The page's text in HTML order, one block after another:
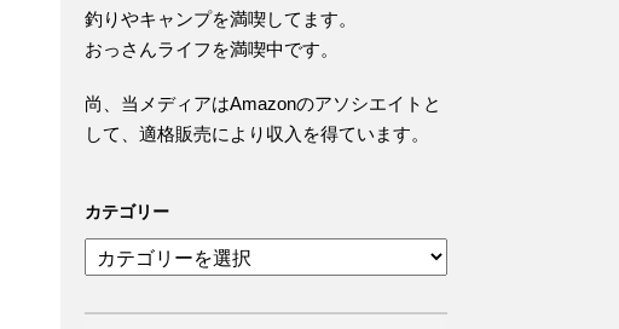
釣りやキャンプを満喫してます。
おっさんライフを満喫中です。
尚、当メディアはAmazonのアソシエイトと
して、適格販売により収入を得ています。
カテゴリー
テ